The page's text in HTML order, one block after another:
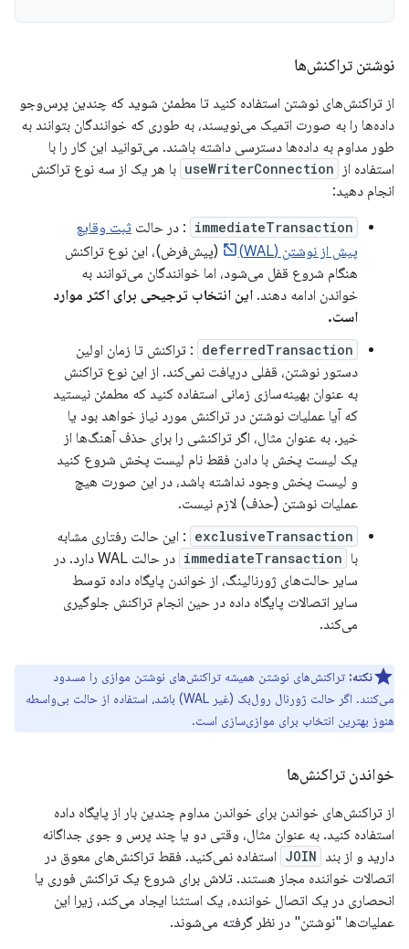
نوشتن تراکنش‌ها
از تراکنش‌های نوشتن استفاده کنید تا مطمئن شوید که چندین پرس‌وجو
داده‌ها را به صورت اتمیک می‌نویسند، به طوری که خوانندگان بتوانند به
طور مداوم به داده‌ها دسترسی داشته باشند. می‌توانید این کار را با
استفاده از
useWriterConnection با هر یک از سه نوع تراکنش
انجام دهید:
immediateTransaction : در حالت ثبت وقایع
پیش از نوشتن (WAL)
(پیش‌فرض)، این نوع تراکنش
هنگام شروع قفل می‌شود، اما خوانندگان می‌توانند به
خواندن ادامه دهند. این انتخاب ترجیحی برای اکثر موارد
است.
deferredTransaction : تراکنش تا زمان اولین
دستور نوشتن، قفلی دریافت نمی‌کند. از این نوع تراکنش
به عنوان بهینه‌سازی زمانی استفاده کنید که مطمئن نیستید
که آیا عملیات نوشتن در تراکنش مورد نیاز خواهد بود یا
خیر. به عنوان مثال، اگر تراکنشی را برای حذف آهنگ‌ها از
یک لیست پخش با دادن فقط نام لیست پخش شروع کنید
و لیست پخش وجود نداشته باشد، در این صورت هیچ
عملیات نوشتن (حذف) لازم نیست.
exclusiveTransaction : این حالت رفتاری مشابه
با immediateTransaction
در حالت WAL دارد. در
سایر حالت‌های ژورنالینگ، از خواندن پایگاه داده توسط
سایر اتصالات پایگاه داده در حین انجام تراکنش جلوگیری
می‌کند.
نکته: تراکنش‌های نوشتن همیشه تراکنش‌های نوشتن موازی را مسدود
می‌کنند. اگر حالت ژورنال رول‌بک (غیر WAL) باشد، استفاده از حالت بی‌واسطه
هنوز بهترین انتخاب برای موازی‌سازی است.
خواندن تراکنش‌ها
از تراکنش‌های خواندن برای خواندن مداوم چندین بار از پایگاه داده
استفاده کنید. به عنوان مثال، وقتی دو یا چند پرس و جوی جداگانه
دارید و از بند JOIN استفاده نمی‌کنید. فقط تراکنش‌های معوق در
اتصالات خواننده مجاز هستند. تلاش برای شروع یک تراکنش فوری یا
انحصاری در یک اتصال خواننده، یک استثنا ایجاد می‌کند، زیرا این
عملیات‌ها "نوشتن" در نظر گرفته می‌شوند.